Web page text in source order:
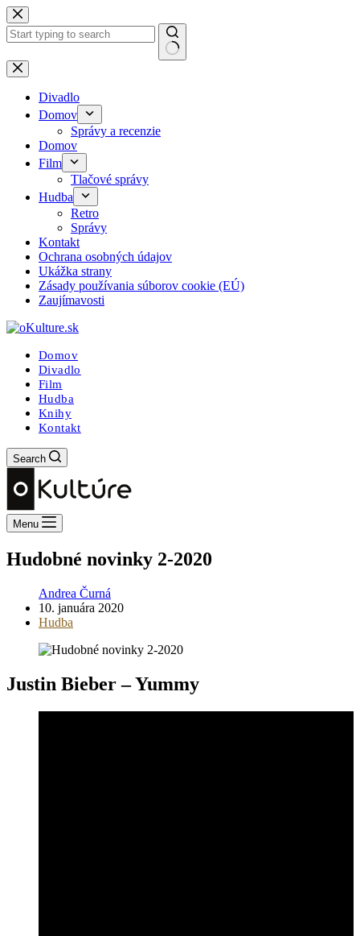
Skip
to
content
No
results
Divadlo
Domov
Správy a recenzie
Domov
Film
Tlačové správy
Hudba
Retro
Správy
Kontakt
Ochrana osobných údajov
Ukážka strany
Zásady používania súborov cookie (EÚ)
Zaujímavosti
Domov
Divadlo
Film
Hudba
Knihy
Kontakt
Search
Menu
Hudobné novinky 2-2020
Andrea Čurná
10. januára 2020
Hudba
Justin Bieber – Yummy